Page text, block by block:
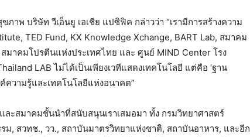
าพ บริษัท วีเอ็นยู เอเชีย แปซิฟิค กล่าวว่า “เรามีการสร้างความ
TED Fund, KX Knowledge Xchange, BART Lab, สมาคม
าคมโปรตีนแห่งประเทศไทย และ ศูนย์ MIND Center โรง
LAB ไม่ได้เป็นเพียงเวทีแสดงเทคโนโลยี แต่คือ ‘ฐาน
ความรู้และเทคโนโลยีแห่งอนาคต”
ละสมาคมชั้นนำที่สนับสนุนเราเสมอมา ทั้ง กรมวิทยาศาสตร์
ม, สวทช., วว., สถาบันมาตรวิทยาแห่งชาติ, สถาบันอาหาร, และอีก